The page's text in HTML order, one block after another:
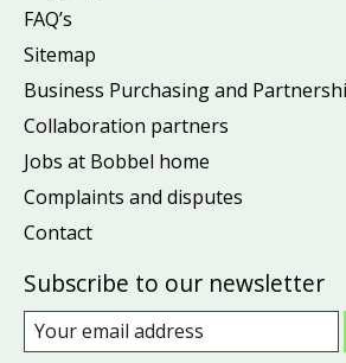
FAQ’s
Sitemap
Business Purchasing and
Collaboration partners
Jobs at Bobbel home
Complaints and disputes
Contact
Subscribe to our newsletter